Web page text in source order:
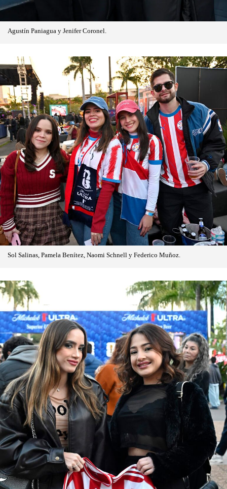
Agustín Paniagua y Jenifer Coronel.
Sol Salinas, Pamela Benítez, Naomi Schnell y Federico Muñoz.